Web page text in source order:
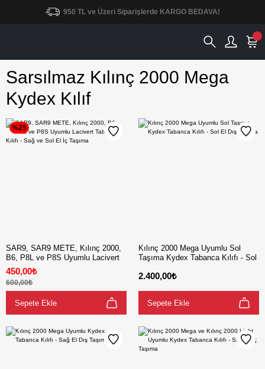
950 TL ve Üzeri Siparişlerde KARGO BEDAVA!
Sarsılmaz Kılınç 2000 Mega
Kydex Kılıf
%25
SAR9, SAR9 METE, Kılınç 2000,
B6, P8L ve P8S Uyumlu Lacivert
Tabanca Kılıfı - Sağ ve Sol El İç
Taşıma
450,00₺
600,00₺
Sepete Ekle
Kılınç 2000 Mega Uyumlu Sol
Taşıma Kydex Tabanca Kılıfı - Sol
2.400,00₺
Sepete Ekle